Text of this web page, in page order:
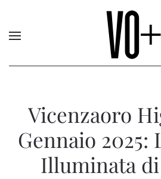
Vicenzaoro
Gennaio 2025:
Illuminata